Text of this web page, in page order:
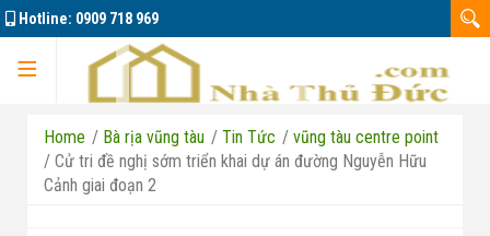
Hotline: 0909 718 969
Trang chủ
Home / Bà rịa vũng tàu / Tin Tức / vũng tàu centre point
/ Cử tri đề nghị sớm triển khai dự án đường Nguyễn Hữu
Cảnh giai đoạn 2